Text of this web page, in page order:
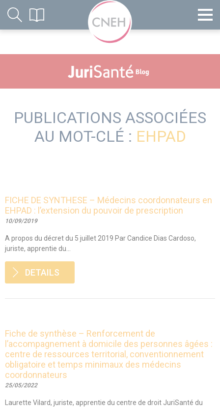
PUBLICATIONS ASSOCIÉES
AU MOT-CLÉ : EHPAD
FICHE DE SYNTHESE – Médecins coordonnateurs en
EHPAD : l’extension du pouvoir de prescription
10/09/2019
A propos du décret du 5 juillet 2019 Par Candice Dias Cardoso,
juriste, apprentie du...
DETAILS
Fiche de synthèse – Renforcement de
l’accompagnement à domicile des personnes âgées :
centre de ressources territorial, conventionnement
obligatoire et temps minimaux des médecins
coordonnateurs
25/05/2022
Laurette Vilard, juriste, apprentie du centre de droit JuriSanté du